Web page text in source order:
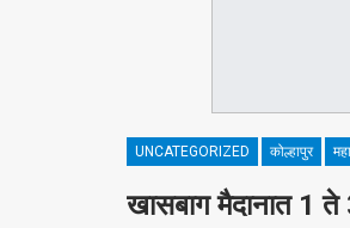
UNCATEGORIZED कोल्हापुर
खासबाग मैदानात 1 ते